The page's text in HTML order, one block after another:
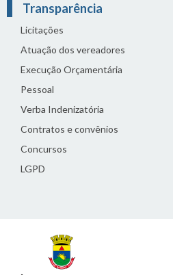
Transparência
Licitações
Atuação dos vereadores
Execução Orçamentária
Pessoal
Verba Indenizatória
Contratos e convênios
Concursos
LGPD